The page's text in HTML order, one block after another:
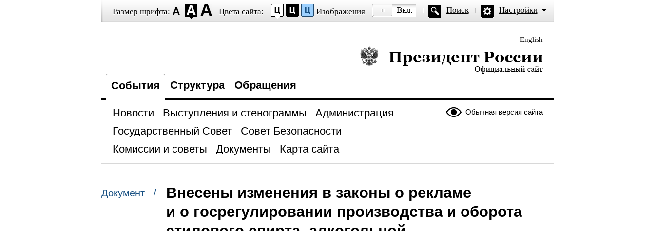
Размер шрифта: Цвета сайта: Изображения Поиск Настройки
English
Президент России — официальный сайт
События Структура Обращения
Обычная версия сайта
Новости Выступления и стенограммы
Администрация
Государственный Совет
Совет Безопасности
Комиссии и советы
Документы Карта сайта
Документ /
Внесены изменения в законы о рекламе
и о госрегулировании производства и оборота